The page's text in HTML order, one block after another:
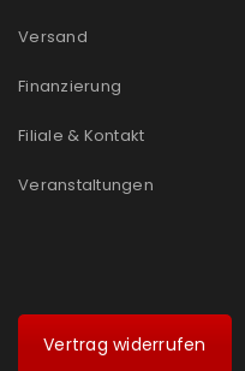
Ja, ich möchte ein
REGISTRIEREN
Versand
Finanzierung
Filiale & Kontakt
Veranstaltungen
Vertrag widerrufen